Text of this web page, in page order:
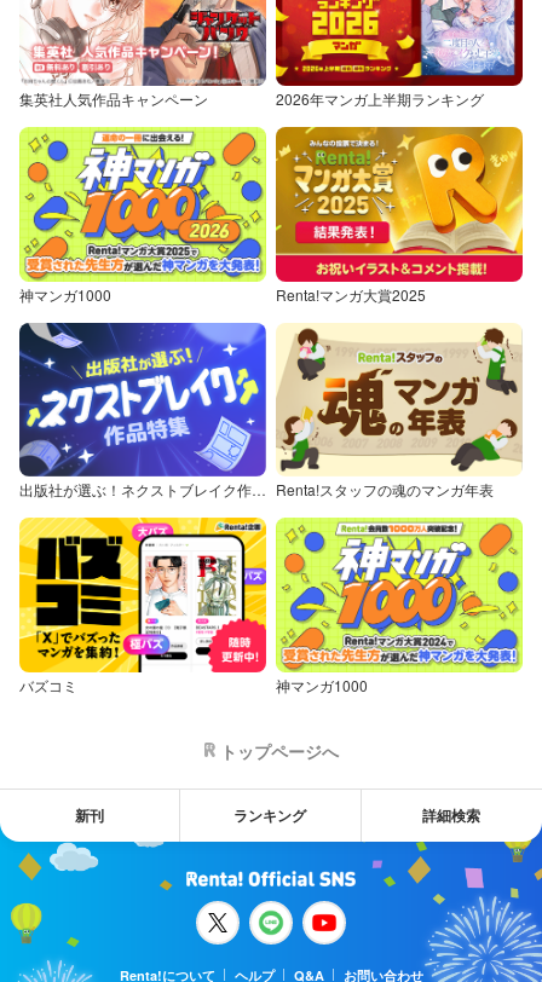
集英社人気作品キャンペーン 2026年マンガ上半期ランキング
神マンガ1000 Renta!マンガ大賞2025
出版社が選ぶ！ネクストブレイク作品特集 Renta!スタッフの魂のマンガ年表
バズコミ 神マンガ1000
トップページへ
新刊 ランキング 詳細検索
Renta!について ヘルプ Q&A お問い合わせ